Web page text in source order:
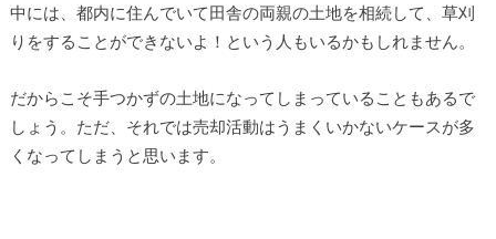
中には、都内に住んでいて田舎の両親の土地を相続して、草刈
りをすることができないよ！という人もいるかもしれません。
だからこそ手つかずの土地になってしまっていることもあるで
しょう。ただ、それでは売却活動はうまくいかないケースが多
くなってしまうと思います。